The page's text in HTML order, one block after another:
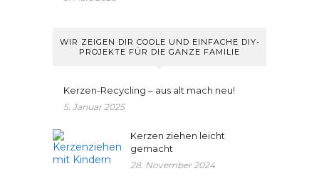
WIR ZEIGEN DIR COOLE UND EINFACHE DIY-
PROJEKTE FÜR DIE GANZE FAMILIE
Kerzen-Recycling – aus alt mach neu!
5. Januar 2025
Kerzen ziehen leicht
gemacht
28. November 2024